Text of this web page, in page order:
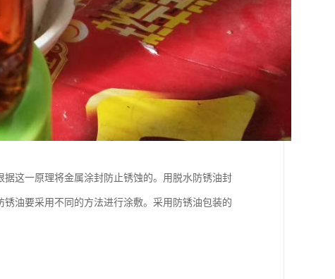
这一原理将金属涂封防止锈蚀的。用脱水防锈油封
油要采用不同的方法进行涂敷。采用防锈油包装的